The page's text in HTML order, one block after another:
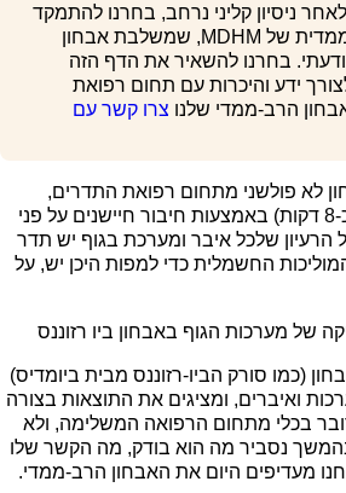
ניסיון קליני נרחב, בחרנו להתמקד
בשיטת האבחון הרב-ממדית של MDHM, שמשלבת אבחון
בחרנו להשאיר את הדף הזה
ידע והיכרות עם תחום רפואת
הרב-ממדי שלנו צרו קשר עם
לא פולשני מתחום רפואת התדרים,
שמתבצע בתהליך קצר (כ-8 דקות) באמצעות חיבור חיישנים על פני
שלכל איבר ומערכת בגוף יש תדר
החשמלית כדי למפות היכן יש, על
(כמו סורק הביו-רזוננס מבית ביומדיס)
ואיברים, ומציגים את התוצאות בצורה
בכלי מתחום הרפואה המשלימה, ולא
נסביר מה הוא בודק, מה הקשר שלו
מעדיפים היום את האבחון הרב-ממדי.